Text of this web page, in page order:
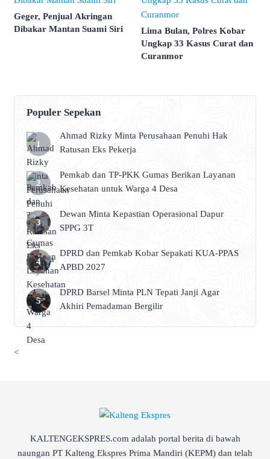
Geger, Penjual Akringan
Dibakar Mantan Suami Siri
Lima Bulan, Polres Kobar
Ungkap 33 Kasus Curat dan
Curanmor
Populer Sepekan
Ahmad Rizky Minta Perusahaan Penuhi Hak
Ratusan Eks Pekerja
Pemkab dan TP-PKK Gumas Berikan Layanan
Kesehatan untuk Warga 4 Desa
Dewan Minta Kepastian Operasional Dapur
SPPG 3T
DPRD dan Pemkab Kobar Sepakati KUA-PPAS
APBD 2027
DPRD Barsel Minta PLN Tepati Janji Agar
Akhiri Pemadaman Bergilir
<
KALTENGEKSPRES.com adalah portal berita di bawah
naungan PT Kalteng Ekspres Prima Mandiri (KEPM) dan telah